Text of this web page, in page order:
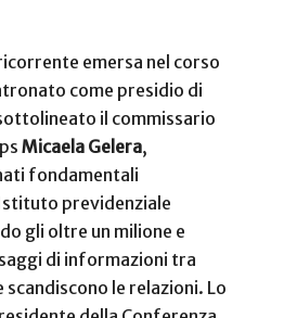
emersa nel corso
come presidio di
il commissario
Micaela Gelera,
fondamentali
previdenziale
gli oltre un milione e
di informazioni tra
le relazioni. Lo